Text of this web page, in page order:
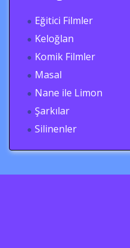
Eğitici Filmler
Keloğlan
Komik Filmler
Masal
Nane ile Limon
Şarkılar
Silinenler